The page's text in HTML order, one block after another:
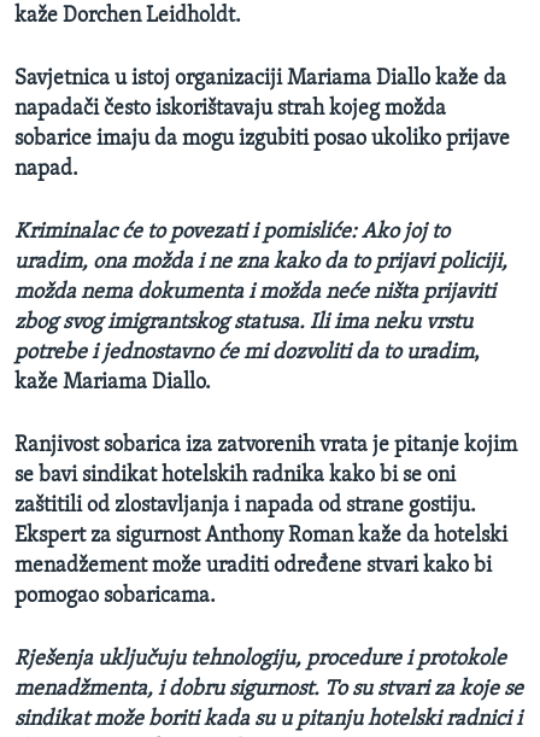
kaže Dorchen Leidholdt.
Savjetnica u istoj organizaciji Mariama Diallo kaže da
napadači često iskorištavaju strah kojeg možda
sobarice imaju da mogu izgubiti posao ukoliko prijave
napad.
Kriminalac će to povezati i pomisliće: Ako joj to
uradim, ona možda i ne zna kako da to prijavi policiji,
možda nema dokumenta i možda neće ništa prijaviti
zbog svog imigrantskog statusa. Ili ima neku vrstu
potrebe i jednostavno će mi dozvoliti da to uradim,
kaže Mariama Diallo.
Ranjivost sobarica iza zatvorenih vrata je pitanje kojim
se bavi sindikat hotelskih radnika kako bi se oni
zaštitili od zlostavljanja i napada od strane gostiju.
Ekspert za sigurnost Anthony Roman kaže da hotelski
menadžement može uraditi određene stvari kako bi
pomogao sobaricama.
Rješenja uključuju tehnologiju, procedure i protokole
menadžmenta, i dobru sigurnost. To su stvari za koje se
sindikat može boriti kada su u pitanju hotelski radnici i